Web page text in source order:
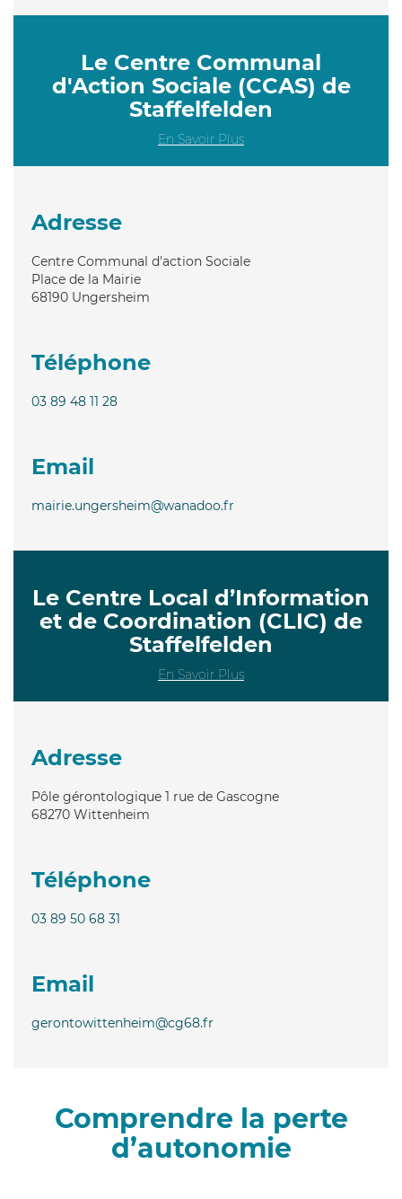
Le Centre Communal
d'Action Sociale (CCAS) de
Staffelfelden
En Savoir Plus
Adresse
Centre Communal d'action Sociale
Place de la Mairie
68190 Ungersheim
Téléphone
03 89 48 11 28
Email
mairie.ungersheim@wanadoo.fr
Le Centre Local d’Information
et de Coordination (CLIC) de
Staffelfelden
En Savoir Plus
Adresse
Pôle gérontologique 1 rue de Gascogne
68270 Wittenheim
Téléphone
03 89 50 68 31
Email
gerontowittenheim@cg68.fr
Comprendre la perte
d’autonomie